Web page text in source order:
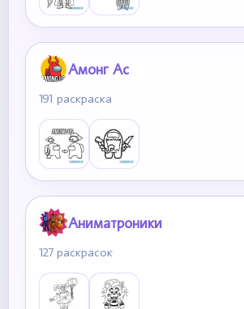
Амонг Ас
191 раскраска
Аниматроники
127 раскрасок